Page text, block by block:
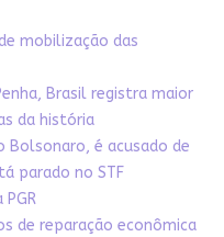
mobilização das
Brasil registra maior
da história
Bolsonaro, é acusado de
parado no STF
de reparação econômica